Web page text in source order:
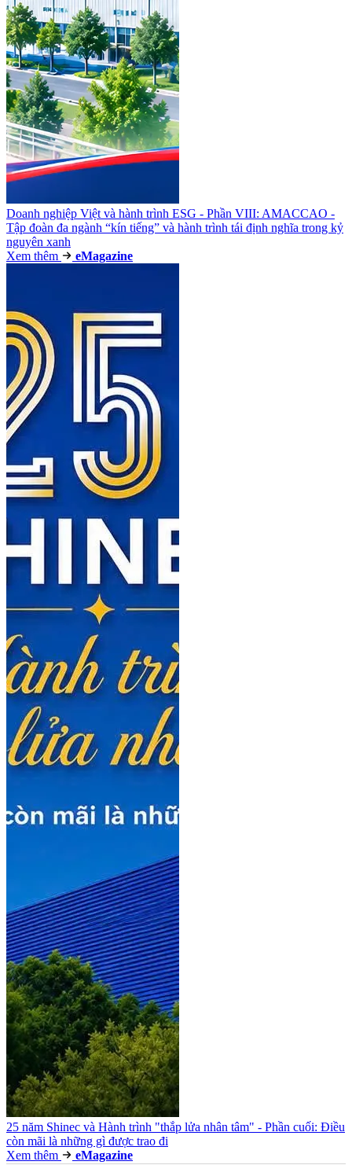
Doanh nghiệp Việt và hành trình ESG - Phần VIII: AMACCAO -
Tập đoàn đa ngành “kín tiếng” và hành trình tái định nghĩa trong kỷ
nguyên xanh
Xem thêm
eMagazine
25 năm Shinec và Hành trình "thắp lửa nhân tâm" - Phần cuối: Điều
còn mãi là những gì được trao đi
Xem thêm
eMagazine